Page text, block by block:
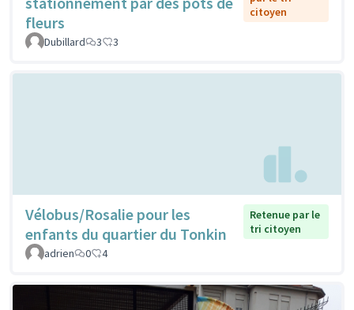
fleurs
citoyen
Dubillard 3 3
Vélobus/Rosalie pour les
enfants du quartier du Tonkin
Retenue par le
tri citoyen
adrien
0 4